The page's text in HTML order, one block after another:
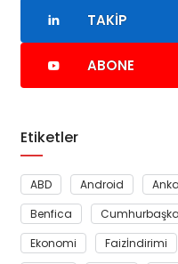
TAKIP
ABONE
Etiketler
ABD Android
Benfica
Ekonomi
Faizİndirimi